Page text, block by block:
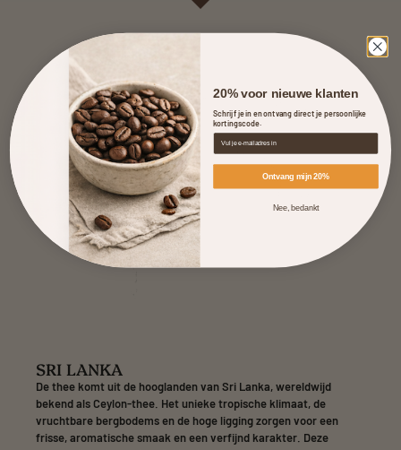
SRI LANKA
De thee komt uit de hooglanden van Sri Lanka, wereldwijd
bekend als Ceylon-thee. Het unieke tropische klimaat, de
vruchtbare bergbodems en de hoge ligging zorgen voor een
frisse, aromatische smaak en een verfijnd karakter. Deze
20% voor nieuwe klanten
Schrijf je in en ontvang direct je persoonlijke
kortingscode.
Ontvang tot 25% korting
Ontvang mijn 20%
Nee, bedankt